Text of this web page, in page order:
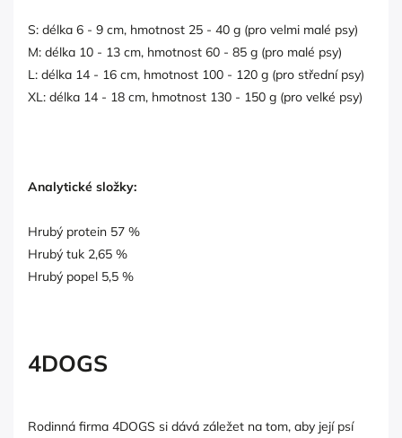
S: délka 6 - 9 cm, hmotnost 25 - 40 g (pro velmi malé psy)
M: délka 10 - 13 cm, hmotnost 60 - 85 g (pro malé psy)
L: délka 14 - 16 cm, hmotnost 100 - 120 g (pro střední psy)
XL: délka 14 - 18 cm, hmotnost 130 - 150 g (pro velké psy)
Analytické složky:
Hrubý protein 57 %
Hrubý tuk 2,65 %
Hrubý popel 5,5 %
4DOGS
Rodinná firma 4DOGS si dává záležet na tom, aby její psí